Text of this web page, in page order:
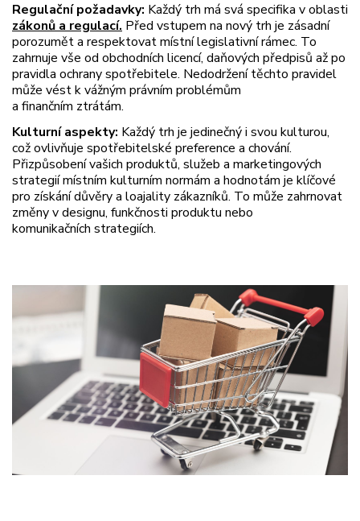
Regulační požadavky: Každý trh má svá specifika v oblasti
zákonů a regulací. Před vstupem na nový trh je zásadní
porozumět a respektovat místní legislativní rámec. To
zahrnuje vše od obchodních licencí, daňových předpisů až po
pravidla ochrany spotřebitele. Nedodržení těchto pravidel
může vést k vážným právním problémům
a finančním ztrátám.
Kulturní aspekty: Každý trh je jedinečný i svou kulturou,
což ovlivňuje spotřebitelské preference a chování.
Přizpůsobení vašich produktů, služeb a marketingových
strategií místním kulturním normám a hodnotám je klíčové
pro získání důvěry a loajality zákazníků. To může zahrnovat
změny v designu, funkčnosti produktu nebo
komunikačních strategiích.